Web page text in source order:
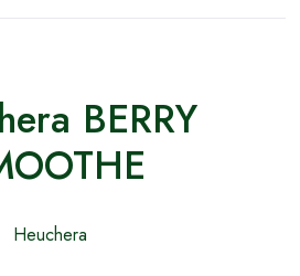
BERRY
Heuchera